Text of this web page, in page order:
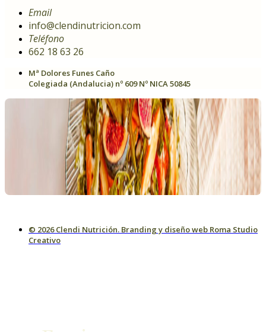
Email
info@clendinutricion.com
Teléfono
662 18 63 26
Mª Dolores Funes Caño
Colegiada (Andalucia) nº 609 Nº NICA 50845
© 2026 Clendi Nutrición. Branding y diseño web Roma Studio
Creativo